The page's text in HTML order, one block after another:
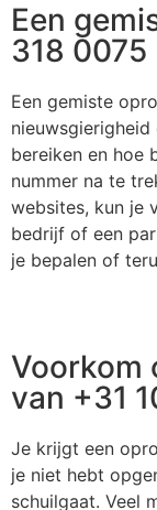
Een
318 0075
Een gemiste
bereiken en hoe
nummer na te
websites, kun je
bedrijf of een
je bepalen of
Voorkom
van +31
Je krijgt een
je niet hebt
schuilgaat. Veel